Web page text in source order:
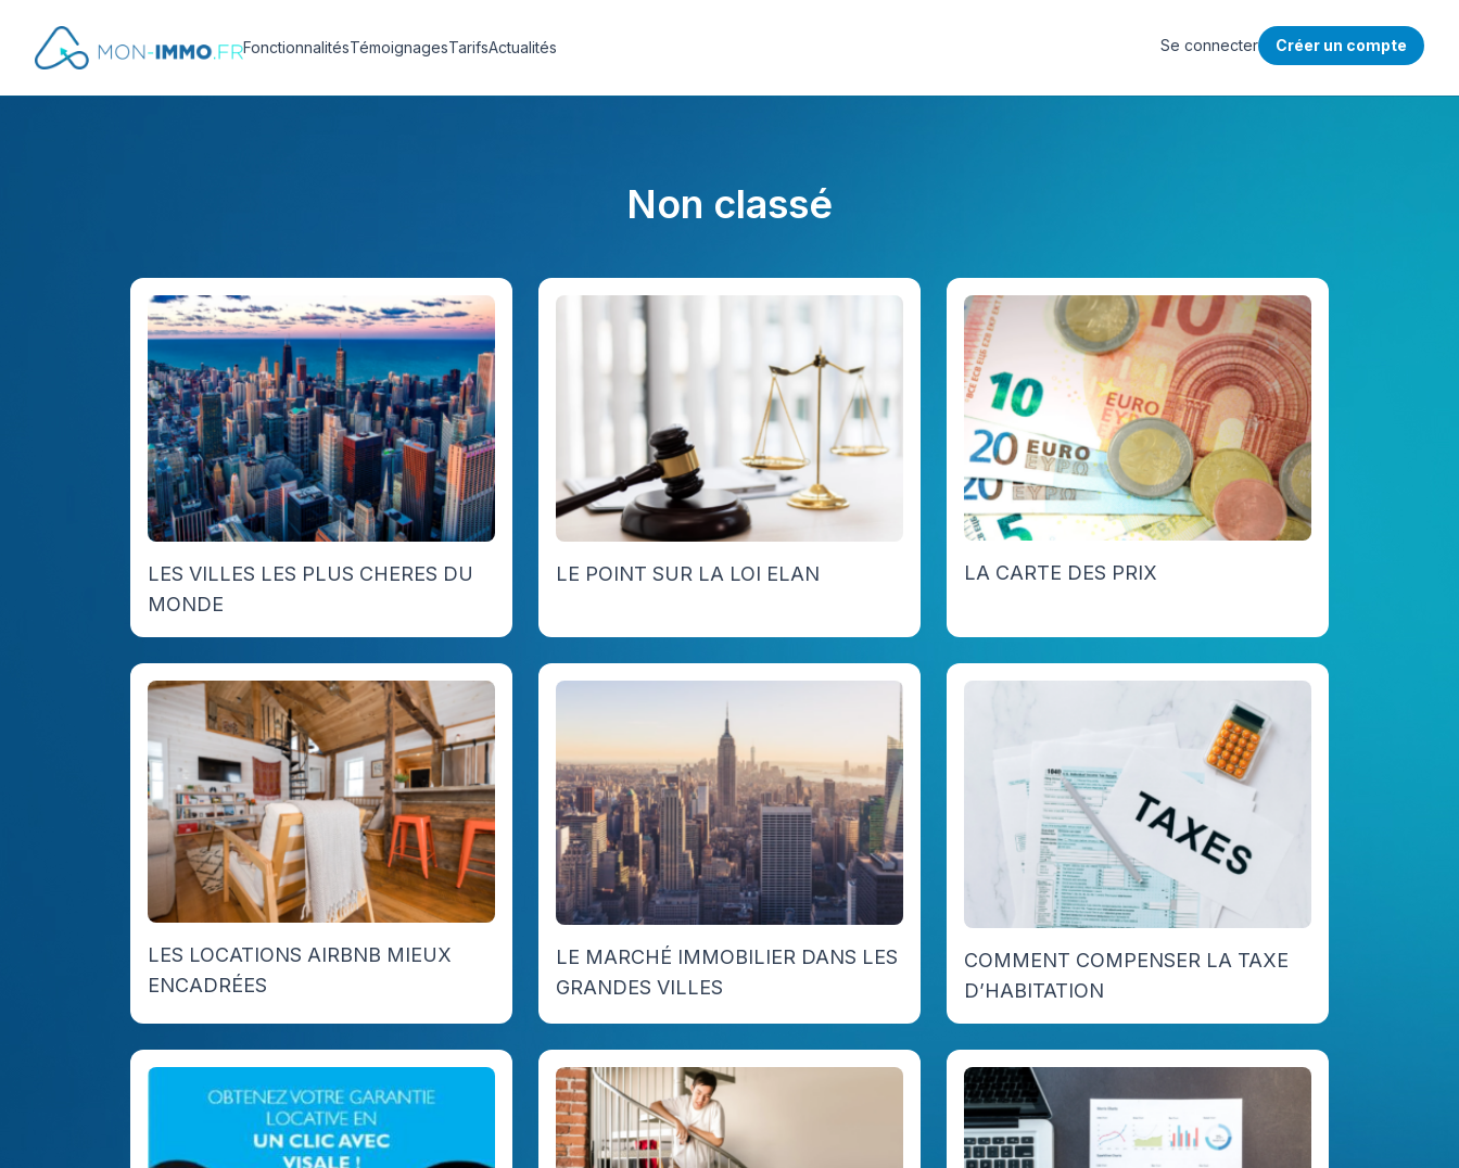
FonctionnalitésTémoignagesTarifsActualités Se connecter Créer un compte
Non classé
LES VILLES LES PLUS CHERES DU
MONDE
LE POINT SUR LA LOI ELAN LA CARTE DES PRIX
LES LOCATIONS AIRBNB MIEUX
ENCADRÉES
LE MARCHÉ IMMOBILIER DANS LES
GRANDES VILLES
COMMENT COMPENSER LA TAXE
D’HABITATION